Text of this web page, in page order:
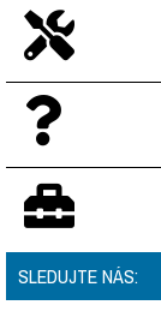
SLEDUJTE NÁS: